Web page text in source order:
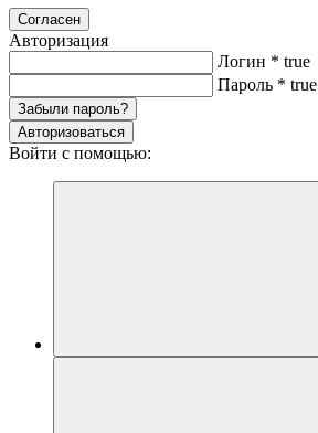
Согласен
Авторизация
Логин * true
Пароль * true
Забыли пароль?
Авторизоваться
Войти с помощью: